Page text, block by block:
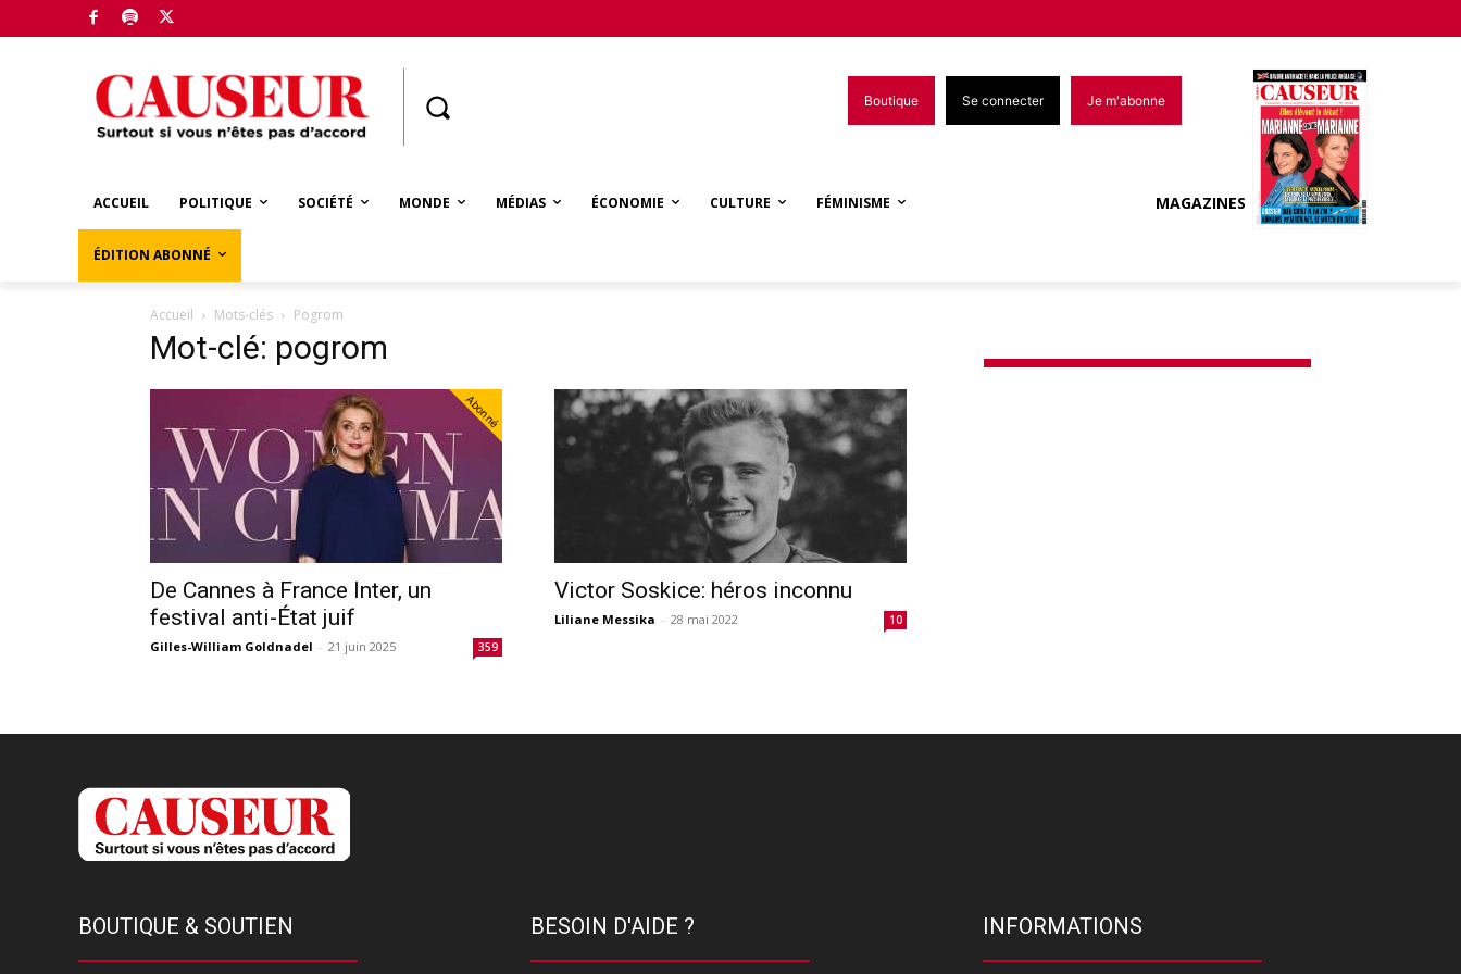
Boutique Se connecter Je m'abonne
ACCUEIL POLITIQUE SOCIÉTÉ MONDE MÉDIAS ÉCONOMIE CULTURE FÉMINISME
ÉDITION ABONNÉ
MAGAZINES
Accueil Mots-clés Pogrom
Mot-clé: pogrom
Abonné
De Cannes à France Inter, un
festival anti-État juif
Gilles-William Goldnadel - 21 juin 2025 359
Victor Soskice: héros inconnu
Liliane Messika - 28 mai 2022 10
BOUTIQUE & SOUTIEN BESOIN D'AIDE ? INFORMATIONS